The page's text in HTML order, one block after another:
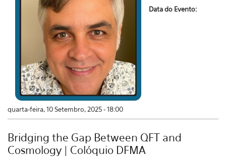
Data do Evento:
quarta-feira, 10 Setembro, 2025 - 18:00
Bridging the Gap Between QFT and
Cosmology | Colóquio DFMA